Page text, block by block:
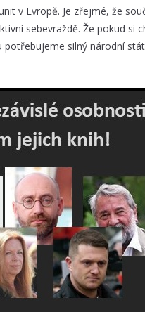
v Evropě. Je zřejmé, že
sebevraždě. Že pokud si
silný národní